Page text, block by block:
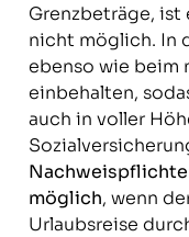
Grenzbeträge, ist
nicht möglich. In
ebenso wie beim
einbehalten,
auch in voller
möglich, wenn
Urlaubsreise